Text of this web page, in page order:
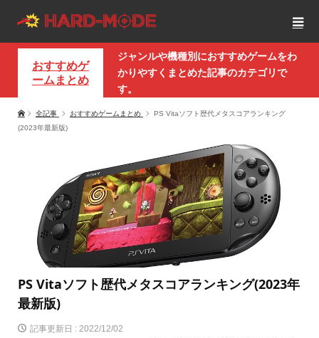
おすすめゲ
ームまとめ
ジャンルや機種別におすすめゲームをわ
かりやすくまとめた記事のカテゴリで
す。
全記事 おすすめゲームまとめ
PS Vitaソフト歴代メタスコアランキング
(2023年最新版)
PS Vitaソフト歴代メタスコアランキング(2023年
最新版)
記事更新日 : 2022/12/02